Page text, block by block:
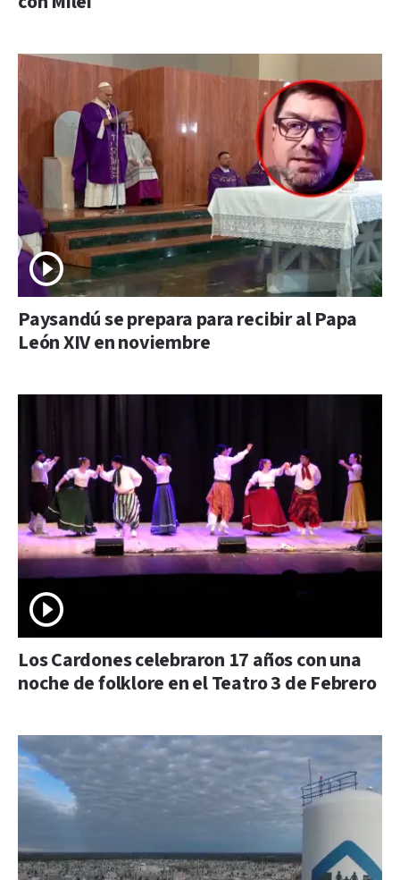
Paysandú se prepara para recibir al Papa
León XIV en noviembre
Los Cardones celebraron 17 años con una
noche de folklore en el Teatro 3 de Febrero